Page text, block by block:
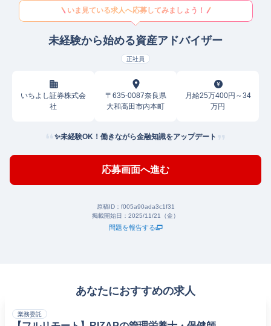
いま見ている求人へ応募してみましょう！
未経験から始める資産アドバイザー
正社員
いちよし証券株式会
社
〒635-0087奈良県
大和高田市内本町
月給25万400円～34
万円
✨未経験OK！働きながら金融知識をアップデート
応募画面へ進む
原稿ID： f005a90ada3c1f31
掲載開始日： 2025/11/21（金）
問題を報告する
あなたにおすすめの求人
業務委託